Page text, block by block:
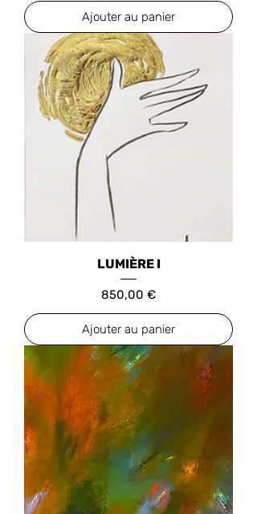
Ajouter au panier
LUMIÈRE I
Prix
850,00 €
Ajouter au panier